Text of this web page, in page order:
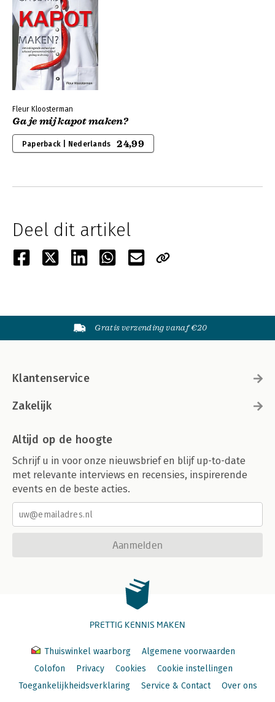
Fleur Kloosterman
Ga je mij kapot maken?
Paperback | Nederlands 24,99
Deel dit artikel
Gratis verzending vanaf €20
Klantenservice
Zakelijk
Altijd op de hoogte
Schrijf u in voor onze nieuwsbrief en blijf up-to-date
met relevante interviews en recensies, inspirerende
events en de beste acties.
Aanmelden
PRETTIG KENNIS MAKEN
Thuiswinkel waarborg
Algemene voorwaarden
Colofon
Privacy Cookies
Cookie instellingen
Toegankelijkheidsverklaring
Service & Contact Over ons